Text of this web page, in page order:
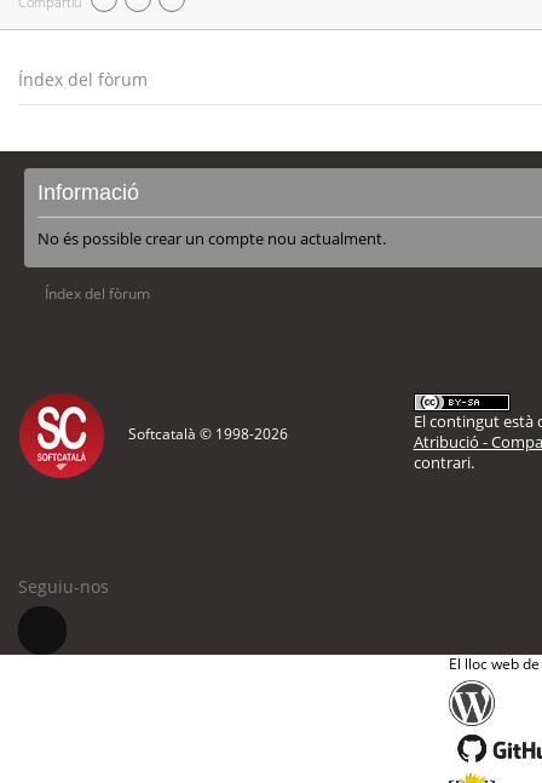
Índex del fòrum
Informació
No és possible crear un compte nou actualment.
Índex del fòrum
Softcatalà © 1998-2026
El contingut està
Atribució -
contrari.
Seguiu-nos
El lloc web